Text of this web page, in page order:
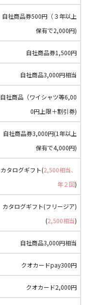
自社商品券500円（３年以上
保有で2,000円)
自社商品券1,500円
自社商品3,000円相当
自社商品（ワイシャツ等6,00
0円上限＋割引券)
自社商品券3,000円(1年以上
保有で4,000円)
カタログギフト(2,500相当、
年２回)
カタログギフト(フリージア)
(2,500相当)
自社商品3,000円相当
クオカードpay300円
クオカード2,000円